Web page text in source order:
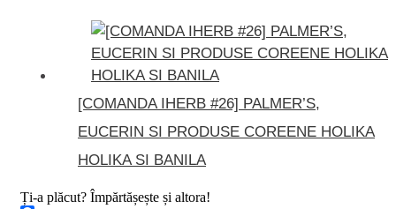
[COMANDA IHERB #26] PALMER’S,
EUCERIN SI PRODUSE COREENE HOLIKA
HOLIKA SI BANILA
Ți-a plăcut? Împărtășește și altora!